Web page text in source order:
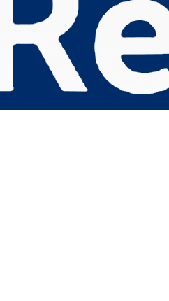
confidentialité, en